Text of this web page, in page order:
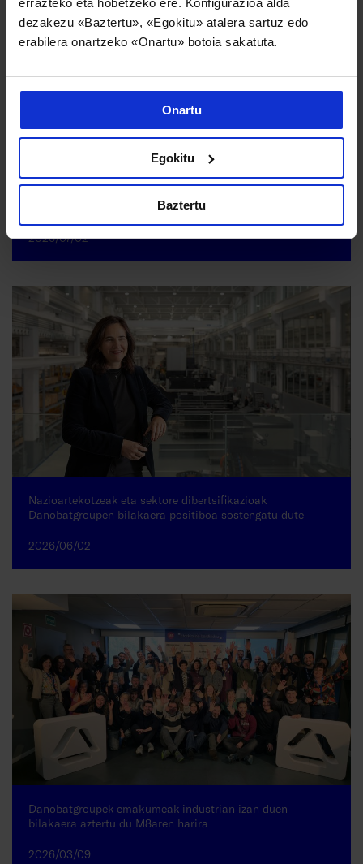
errazteko eta hobetzeko ere. Konfigurazioa alda
dezakezu «Baztertu», «Egokitu» atalera sartuz edo
erabilera onartzeko «Onartu» botoia sakatuta.
Onartu
Egokitu
Baztertu
du bere industria jardueraren inpaktua maximizatzeko
2026/07/02
Nazioartekotzeak eta sektore dibertsifikazioak
Danobatgroupen bilakaera positiboa sostengatu dute
2026/06/02
Danobatgroupek emakumeak industrian izan duen
bilakaera aztertu du M8aren harira
2026/03/09